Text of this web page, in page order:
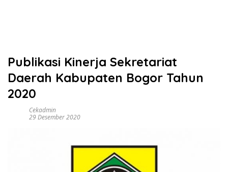
Publikasi Kinerja Sekretariat
Daerah Kabupaten Bogor Tahun
2020
Cekadmin
29 Desember 2020